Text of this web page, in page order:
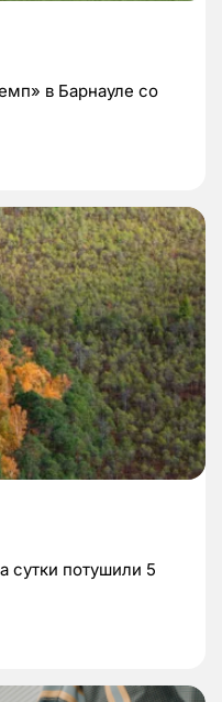
в Барнауле со
сутки потушили 5